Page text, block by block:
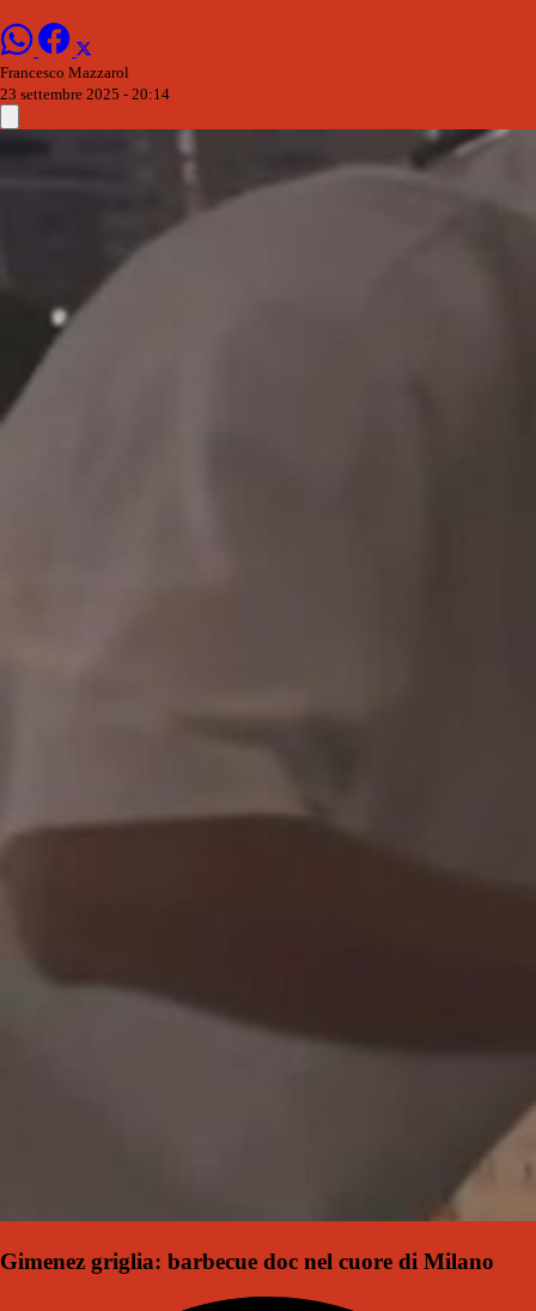
Francesco Mazzarol
23 settembre 2025 - 20:14
Gimenez griglia: barbecue doc nel cuore di Milano